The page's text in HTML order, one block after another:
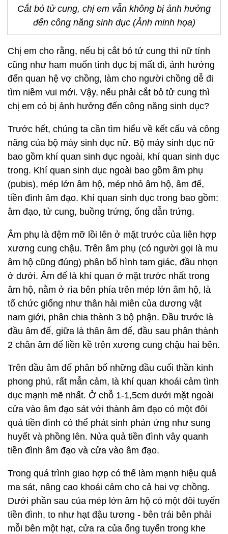
Cắt bỏ tử cung, chị em vẫn không bị ảnh hưởng
đến công năng sinh dục (Ảnh minh họa)
Chị em cho rằng, nếu bị cắt bỏ tử cung thì nữ tính
cũng như ham muốn tình dục bị mất đi, ảnh hưởng
đến quan hệ vợ chồng, làm cho người chồng dễ đi
tìm niềm vui mới. Vậy, nếu phải cắt bỏ tử cung thì
chị em có bị ảnh hưởng đến công năng sinh dục?
Trước hết, chúng ta cần tìm hiểu về kết cấu và công
năng của bộ máy sinh dục nữ. Bộ máy sinh dục nữ
bao gồm khí quan sinh dục ngoài, khí quan sinh dục
trong. Khí quan sinh dục ngoài bao gồm âm phụ
(pubis), mép lớn âm hộ, mép nhỏ âm hộ, âm đế,
tiền đình âm đạo. Khí quan sinh dục trong bao gồm:
âm đạo, tử cung, buồng trứng, ống dẫn trứng.
Âm phụ là đệm mỡ lồi lên ở mặt trước của liên hợp
xương cung chậu. Trên âm phụ (có người gọi là mu
âm hộ cũng đúng) phân bố hình tam giác, đầu nhọn
ở dưới. Âm đế là khí quan ở mặt trước nhất trong
âm hộ, nằm ở rìa bên phía trên mép lớn âm hộ, là
tổ chức giống như thân hải miên của dương vật
nam giới, phân chia thành 3 bộ phận. Đầu trước là
đầu âm đế, giữa là thân âm đế, đầu sau phân thành
2 chân âm đế liền kề trên xương cung chậu hai bên.
Trên đầu âm đế phân bố những đầu cuối thần kinh
phong phú, rất mẫn cảm, là khí quan khoái cảm tình
dục mạnh mẽ nhất. Ở chỗ 1-1,5cm dưới mặt ngoài
cửa vào âm đạo sát với thành âm đạo có một đôi
quả tiền đình có thể phát sinh phản ứng như sung
huyết và phồng lên. Nửa quả tiền đình vây quanh
tiền đình âm đạo và cửa vào âm đạo.
Trong quá trình giao hợp có thể làm mạnh hiệu quả
ma sát, nâng cao khoái cảm cho cả hai vợ chồng.
Dưới phần sau của mép lớn âm hộ có một đôi tuyến
tiền đình, to như hạt đậu tương - bên trái bên phải
mỗi bên một hạt, cửa ra của ống tuyến trong khe